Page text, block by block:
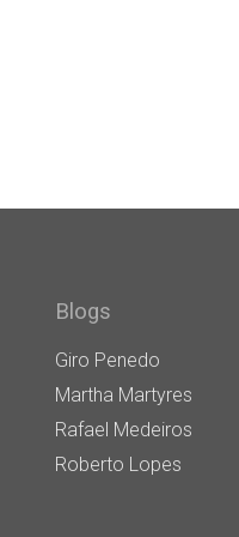
Blogs
Giro Penedo
Martha Martyres
Rafael Medeiros
Roberto Lopes